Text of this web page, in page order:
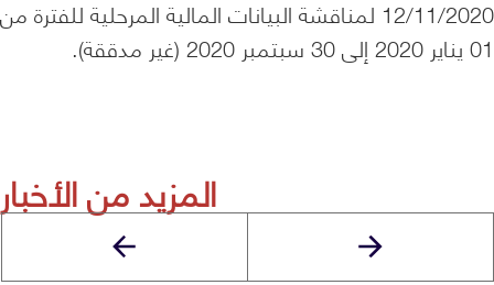
12/11/2020 لمناقشة البيانات المالية المرحلية للفترة من
01 يناير 2020 إلى 30 سبتمبر 2020 (غير مدققة).
المزيد من الأخبار